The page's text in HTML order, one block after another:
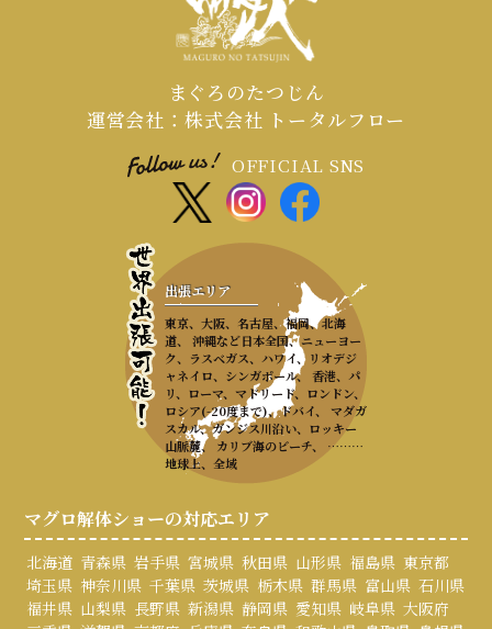
まぐろのたつじん
運営会社：株式会社 トータルフロー
OFFICIAL SNS
出張エリア
東京、大阪、名古屋、福岡、北海
道、 沖縄など日本全国、ニューヨー
ク、ラスベガス、ハワイ、リオデジ
ャネイロ、シンガポール、 香港、パ
リ、ローマ、マドリード、ロンドン、
ロシア(-20度まで)、ドバイ、 マダガ
スカル、ガンジス川沿い、ロッキー
山脈麓、 カリブ海のビーチ、 ………
地球上、全域
マグロ解体ショーの対応エリア
北海道 青森県 岩手県 宮城県 秋田県 山形県 福島県 東京都
埼玉県 神奈川県 千葉県 茨城県 栃木県 群馬県 富山県 石川県
福井県 山梨県 長野県 新潟県 静岡県 愛知県 岐阜県 大阪府